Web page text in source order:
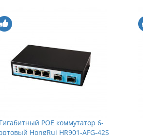
Гигабитный POE коммутатор 6-
HongRui HR901-AFG-42S